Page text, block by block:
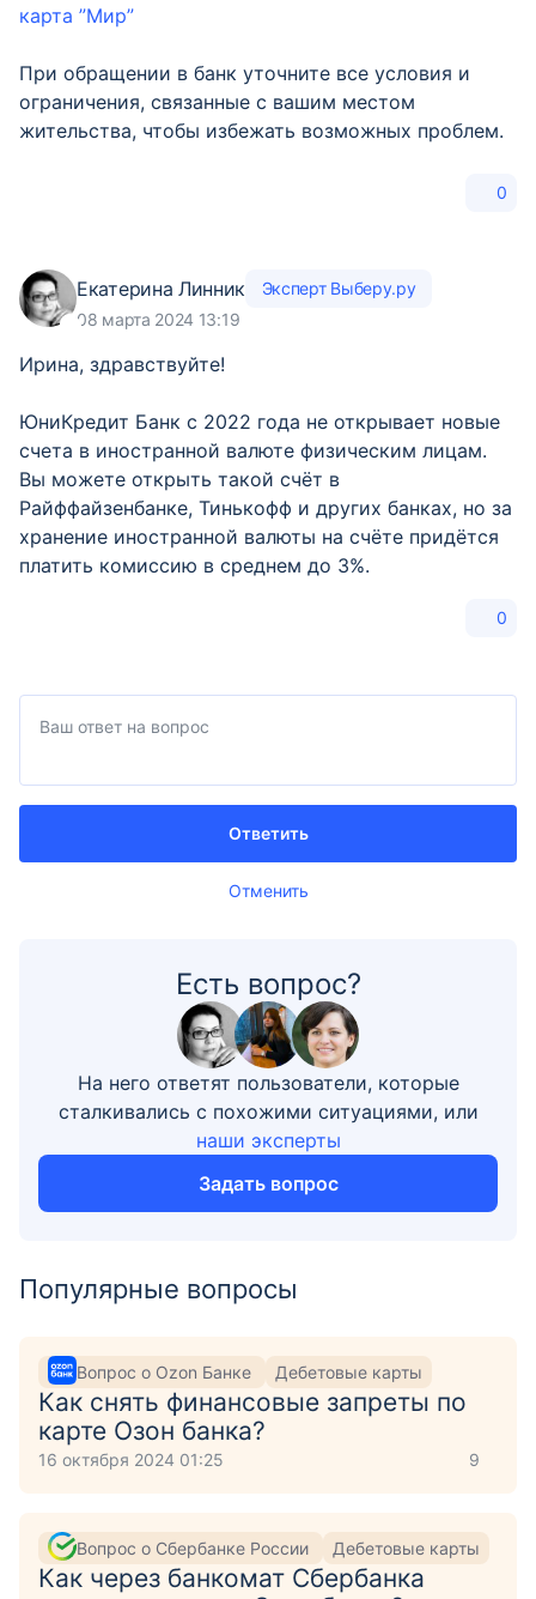
карта ”Мир”
При обращении в банк уточните все условия и
ограничения, связанные с вашим местом
жительства, чтобы избежать возможных проблем.
0
Екатерина Линник
Эксперт Выберу.ру
08 марта 2024 13:19
Ирина, здравствуйте!
ЮниКредит Банк с 2022 года не открывает новые
счета в иностранной валюте физическим лицам.
Вы можете открыть такой счёт в
Райффайзенбанке, Тинькофф и других банках, но за
хранение иностранной валюты на счёте придётся
платить комиссию в среднем до 3%.
0
Отменить
Ответить
Есть вопрос?
На него ответят пользователи, которые
сталкивались с похожими ситуациями, или
наши эксперты
Задать вопрос
Популярные вопросы
Вопрос о Ozon Банке Дебетовые карты
Как снять финансовые запреты по
карте Озон банка?
16 октября 2024 01:25 9
Вопрос о Сбербанке России Дебетовые карты
Как через банкомат Сбербанка